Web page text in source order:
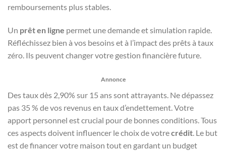
remboursements plus stables.
Un prêt en ligne permet une demande et simulation rapide.
Réfléchissez bien à vos besoins et à l’impact des prêts à taux
zéro. Ils peuvent changer votre gestion financière future.
Annonce
Des taux dès 2,90% sur 15 ans sont attrayants. Ne dépassez
pas 35 % de vos revenus en taux d’endettement. Votre
apport personnel est crucial pour de bonnes conditions. Tous
ces aspects doivent influencer le choix de votrecrédit. Le but
est de financer votre maison tout en gardant un budget